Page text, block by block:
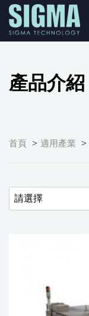
產品介紹
首頁 > 適用產業 >